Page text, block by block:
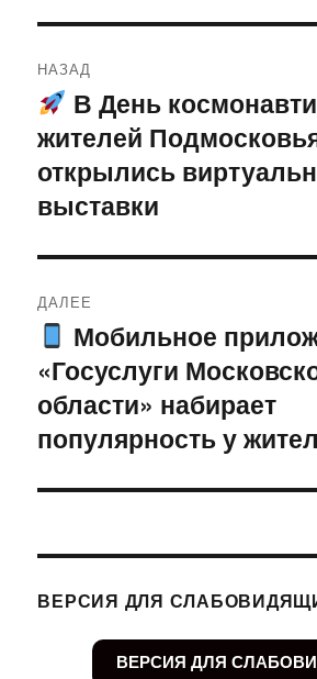
по
записям
НАЗАД
Предыдущая
запись:
В День
жителей
открылись
выставки
ДАЛЕЕ
Следующая
запись:
Мобильное
«Госуслуги
области» набирает
популярность у
ВЕРСИЯ ДЛЯ
ВЕРСИЯ ДЛЯ